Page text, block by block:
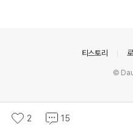
2 15
티스토리
©